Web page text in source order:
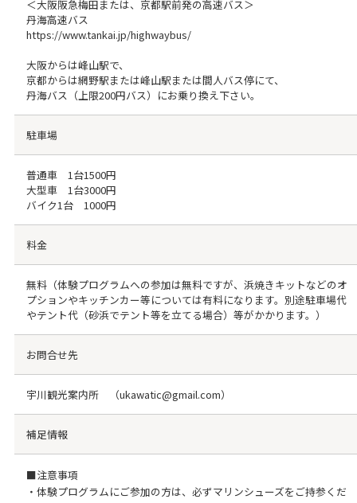
＜大阪阪急梅田または、京都駅前発の高速バス＞
丹海高速バス
https://www.tankai.jp/highwaybus/
大阪からは峰山駅で、
京都からは網野駅または峰山駅または間人バス停にて、
丹海バス（上限200円バス）にお乗り換え下さい。
駐車場
普通車 1台1500円
大型車 1台3000円
バイク1台 1000円
料金
無料（体験プログラムへの参加は無料ですが、浜焼きキットなどのオ
プションやキッチンカー等については有料になります。別途駐車場代
やテント代（砂浜でテント等を立てる場合）等がかかります。）
お問合せ先
宇川観光案内所 （ukawatic@gmail.com）
補足情報
■注意事項
・体験プログラムにご参加の方は、必ずマリンシューズをご持参くだ